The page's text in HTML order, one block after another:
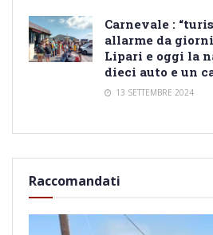
Carnevale :
allarme da
Lipari e oggi la
dieci auto e un
13 SETTEMBRE 2024
Raccomandati